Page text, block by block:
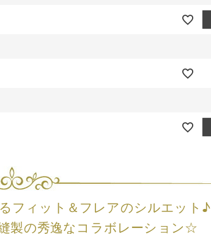
フィット＆フレアのシルエット♪
製の秀逸なコラボレーション☆